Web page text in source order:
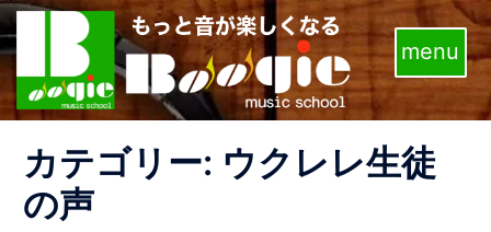
コ
ン
テ
ツ
カテゴリー: ウクレレ生徒
の声